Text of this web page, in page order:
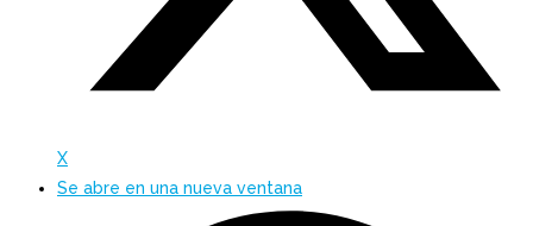
X
Se abre en una nueva ventana